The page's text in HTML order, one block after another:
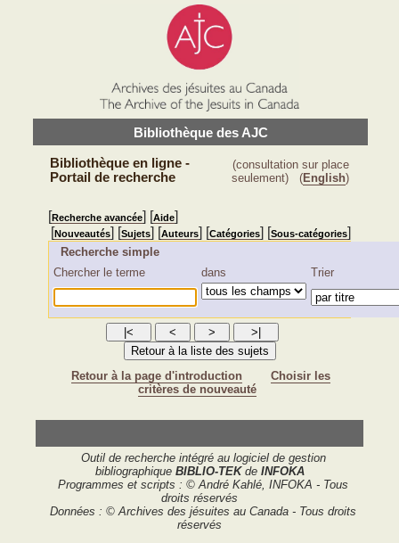
Bibliothèque des AJC
Bibliothèque en ligne -
Portail de recherche
(consultation sur place
seulement) (English)
[Recherche avancée] [Aide]
[Nouveautés] [Sujets] [Auteurs] [Catégories] [Sous-catégories]
Recherche simple
Chercher le terme
dans Trier
Retour à la page d'introduction
Choisir les
critères de nouveauté
Outil de recherche intégré au logiciel de gestion
bibliographique BIBLIO-TEKde INFOKA
Programmes et scripts : © André Kahlé, INFOKA - Tous
droits réservés
Données : © Archives des jésuites au Canada - Tous droits
réservés